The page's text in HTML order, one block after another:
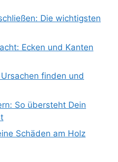
Die wichtigsten
Ecken und Kanten
finden und
So übersteht Dein
Schäden am Holz